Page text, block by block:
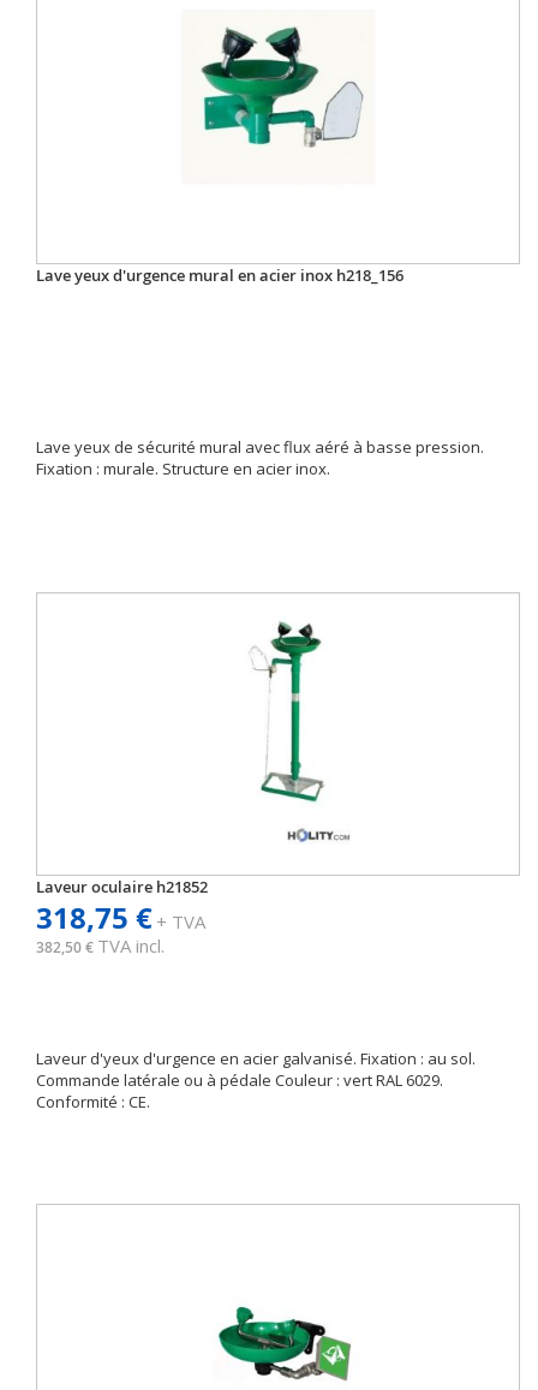
Lave yeux d'urgence mural en acier inox h218_156
Lave yeux de sécurité mural avec flux aéré à basse pression.
Fixation : murale. Structure en acier inox.
Laveur oculaire h21852
318,75 €+ TVA
382,50 € TVA incl.
Laveur d'yeux d'urgence en acier galvanisé. Fixation : au sol.
Commande latérale ou à pédale Couleur : vert RAL 6029.
Conformité : CE.